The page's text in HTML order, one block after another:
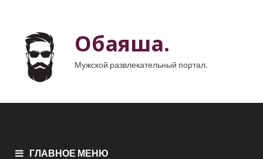
Обаяша.
Мужской развлекательный портал.
ГЛАВНОЕ МЕНЮ